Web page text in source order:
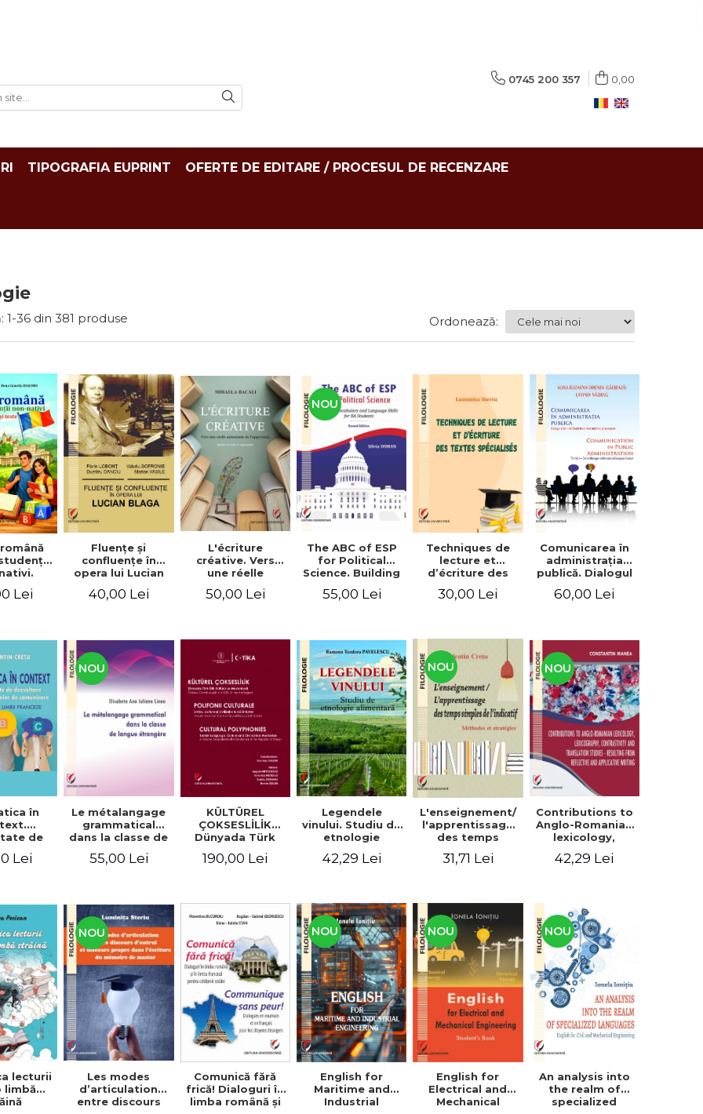
0745 200 357 0,00
TIPOGRAFIA EUPRINT OFERTE DE EDITARE / PROCESUL DE RECENZARE
1-36 din 381 produse Ordonează:
şi
A1-B2
Lei
Fluenţe şi
confluenţe în
opera lui Lucian
40,00 Lei
L'écriture
créative. Vers
une réelle
autonomie de
l'apprenant, Éd.
50,00 Lei
NOU
The ABC of ESP
for Political
Science. Building
vocabulary and
language skills
55,00 Lei
Techniques de
lecture et
d’écriture des
spécialisés
30,00 Lei
Comunicarea în
administraţia
publică. Dialogul
stat – cetăţean în
context naţional
administration .
The state-citizen
dialogue in
national and
European
context
60,00 Lei
în
de
Lei
NOU
Le métalangage
grammatical
dans la classe de
55,00 Lei
KÜLTÜREL
ÇOKSESLİLİK
Dünyada Türk
Medeniyeti.
Armağan/
POLIFONII
CULTURALE
Limba, cultura și
civilizația turcă în
lume. Volum
dedicat
Centenarului
190,00 Lei
Legendele
vinului. Studiu de
etnologie
42,29 Lei
NOU
L'enseignement/
l'apprentissage
des temps
l'indicatif.
31,71 Lei
NOU
Contributions to
Anglo-Romanian
lexicology,
contrastivity and
reflective and
applicative
writing
42,29 Lei
lecturii
limbă
NOU
Les modes
d’articulation
entre discours
Comunică fără
frică! Dialoguri în
limba română şi
NOU
English for
Maritime and
Industrial
NOU
English for
Electrical and
Mechanical
NOU
An analysis into
the realm of
specialized